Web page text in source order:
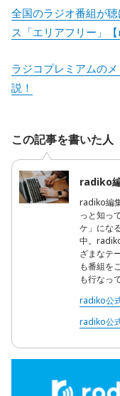
全国のラジオ番組が
ス「エリアフリー」
ラジコプレミアムの
説！
この記事を書いた人
radiko
radiko編
っと知っ
ケ」にな
中。
ざまなテ
も番組を
も行なっ
radiko公
radiko公